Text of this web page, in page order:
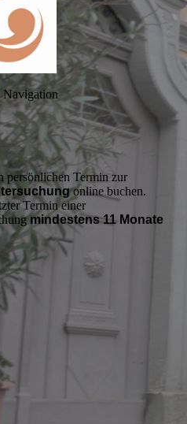
Navigation
persönlichen Termin zur
online buchen.
Termin einer
mindestens 11 Monate